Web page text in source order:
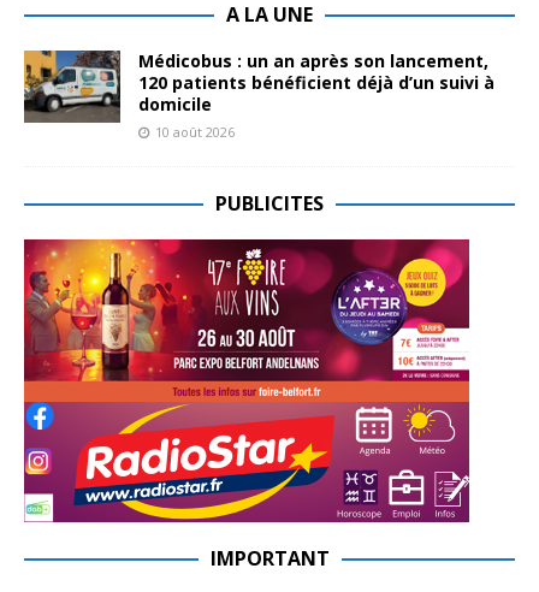
A LA UNE
Médicobus : un an après son lancement,
120 patients bénéficient déjà d’un suivi à
domicile
10 août 2026
PUBLICITES
IMPORTANT